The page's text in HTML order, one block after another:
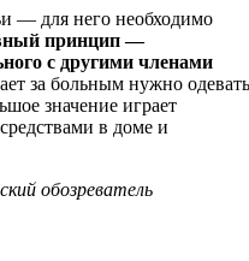
— для него необходимо
принцип —
с другими членами
за больным нужно одевать
значение играет
в доме и
обозреватель